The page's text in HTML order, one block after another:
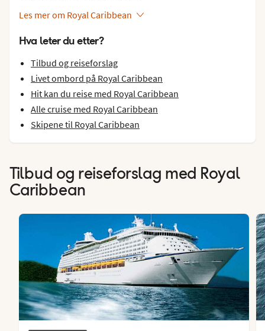
Les mer om Royal Caribbean
Hva leter du etter?
Tilbud og reiseforslag
Livet ombord på Royal Caribbean
Hit kan du reise med Royal Caribbean
Alle cruise med Royal Caribbean
Skipene til Royal Caribbean
Tilbud og reiseforslag med Royal
Caribbean